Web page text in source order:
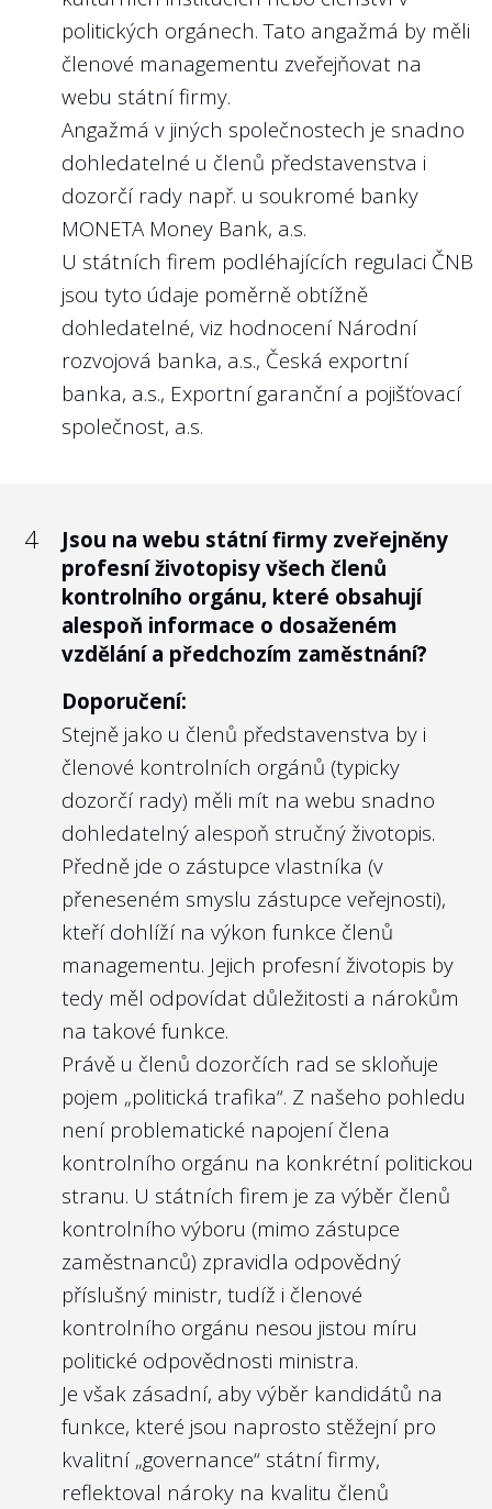
Jsou na webu státní firmy nebo v její
výroční zprávě zveřejněny plány
výkonnostních kritérií (KPI - key
performance indicators) jako tržby, zisk
či nefinanční ukazatele týkající se
předmětu podnikání státní firmy na rok
2024 nebo 2025?
Doporučení:
Není důvod, aby KPI managementu nebyly
zveřejňovány. Veřejnost má právo vědět,
jaké jsou cíle managementu a jak cíle plní.
Nejlépe to dělají v/ve:
Správě železnic, s.o.
Vyhodnocuje státní firma na webu nebo
ve výroční zprávě plnění plánovaných
výkonnostních kritérií (KPIs) jako tržby,
zisk či ukazatele týkající se předmětu
podnikání státní firmy zpětně za
předcházející rok?
Doporučení:
V případě, že management selhává, má
veřejnost působit na politickou
reprezentaci, aby neblahý stav napravila.
Opačně i pro management státních firem,
který naplňuje stanovená KPI, je zveřejnění
dosažených hodnot obranou před
případným politickým tlakem nebo
odvoláním ze zástupných důvodů.
Nejlépe to dělají v/ve:
Správě železnic, s.o.
politických orgánech. Tato angažmá by měli
členové managementu zveřejňovat na
webu státní firmy.
Angažmá v jiných společnostech je snadno
dohledatelné u členů představenstva i
dozorčí rady např. u soukromé banky
MONETA Money Bank, a.s.
U státních firem podléhajících regulaci ČNB
jsou tyto údaje poměrně obtížně
dohledatelné, viz hodnocení Národní
rozvojová banka, a.s., Česká exportní
banka, a.s., Exportní garanční a pojišťovací
společnost, a.s.
4
Jsou na webu státní firmy zveřejněny
profesní životopisy všech členů
kontrolního orgánu, které obsahují
alespoň informace o dosaženém
vzdělání a předchozím zaměstnání?
Doporučení:
Stejně jako u členů představenstva by i
členové kontrolních orgánů (typicky
dozorčí rady) měli mít na webu snadno
dohledatelný alespoň stručný životopis.
Předně jde o zástupce vlastníka (v
přeneseném smyslu zástupce veřejnosti),
kteří dohlíží na výkon funkce členů
managementu. Jejich profesní životopis by
tedy měl odpovídat důležitosti a nárokům
na takové funkce.
Právě u členů dozorčích rad se skloňuje
pojem „politická trafika“. Z našeho pohledu
není problematické napojení člena
kontrolního orgánu na konkrétní politickou
stranu. U státních firem je za výběr členů
kontrolního výboru (mimo zástupce
zaměstnanců) zpravidla odpovědný
příslušný ministr, tudíž i členové
kontrolního orgánu nesou jistou míru
politické odpovědnosti ministra.
Je však zásadní, aby výběr kandidátů na
funkce, které jsou naprosto stěžejní pro
kvalitní „governance“ státní firmy,
reflektoval nároky na kvalitu členů